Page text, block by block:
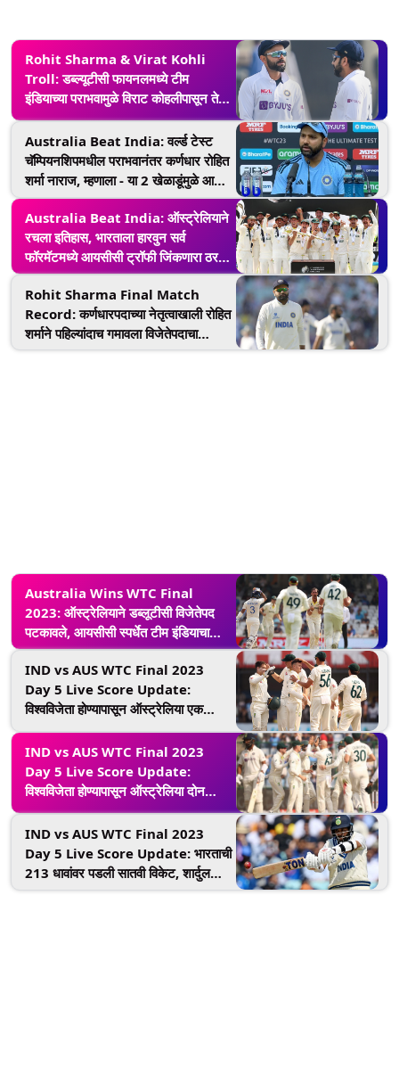
Rohit Sharma & Virat Kohli
Troll: डब्ल्यूटीसी फायनलमध्ये टीम
इंडियाच्या पराभवामुळे विराट कोहलीपासून ते
रोहित शर्मापर्यंत चाहते संतापले, काय म्हणाले
पहा
Australia Beat India: वर्ल्ड टेस्ट
चॅम्पियनशिपमधील पराभवानंतर कर्णधार रोहित
शर्मा नाराज, म्हणाला - या 2 खेळाडूंमुळे आमचा
झाला पराभव
Australia Beat India: ऑस्ट्रेलियाने
रचला इतिहास, भारताला हारवुन सर्व
फॉरमॅटमध्ये आयसीसी ट्रॉफी जिंकणारा ठरला
पहिला संघ
Rohit Sharma Final Match
Record: कर्णधारपदाच्या नेतृत्वाखाली रोहित
शर्माने पहिल्यांदाच गमावला विजेतेपदाचा
सामना, असा आहे 'हिटमॅन'चा विक्रम
Australia Wins WTC Final
2023: ऑस्ट्रेलियाने डब्लूटीसी विजेतेपद
पटकावले, आयसीसी स्पर्धेत टीम इंडियाचा
आणखी एक लाजिरवाणा पराभव
IND vs AUS WTC Final 2023
Day 5 Live Score Update:
विश्वविजेता होण्यापासून ऑस्ट्रेलिया एक
विकेट दूर, केएस भरत बाद
IND vs AUS WTC Final 2023
Day 5 Live Score Update:
विश्वविजेता होण्यापासून ऑस्ट्रेलिया दोन
विकेट दूर, उमेश यादव एक धाव काढून बाद
IND vs AUS WTC Final 2023
Day 5 Live Score Update: भारताची
213 धावांवर पडली सातवी विकेट, शार्दुल
ठाकूरला नॅथन लायनने केले बाद